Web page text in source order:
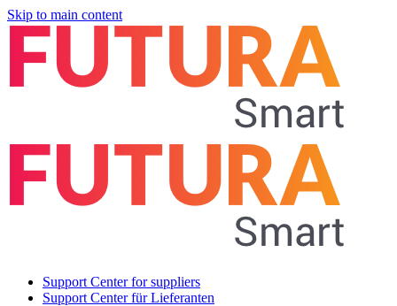
Skip to main content
Support Center for suppliers
Support Center für Lieferanten